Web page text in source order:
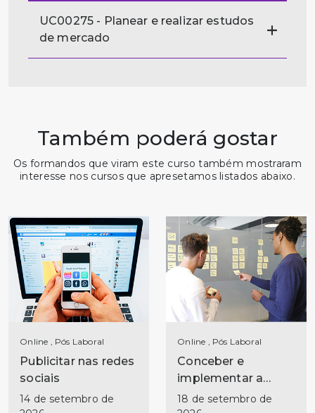
UC00275 - Planear e realizar estudos
de mercado
Também poderá gostar
Os formandos que viram este curso também mostraram
interesse nos cursos que apresetamos listados abaixo.
Online , Pós Laboral
Publicitar nas redes
sociais
14 de setembro de
Online , Pós Laboral
Conceber e
implementar a
estratégia de
18 de setembro de